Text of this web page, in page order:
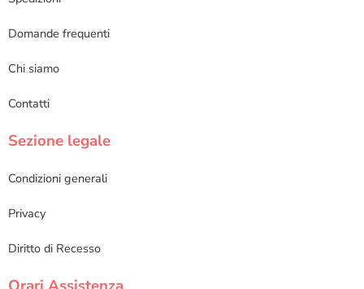
Domande frequenti
Chi siamo
Contatti
Sezione legale
Condizioni generali
Privacy
Diritto di Recesso